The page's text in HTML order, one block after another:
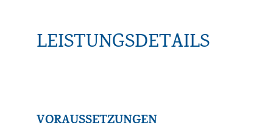
LEISTUNGSDETAILS
VORAUSSETZUNGEN